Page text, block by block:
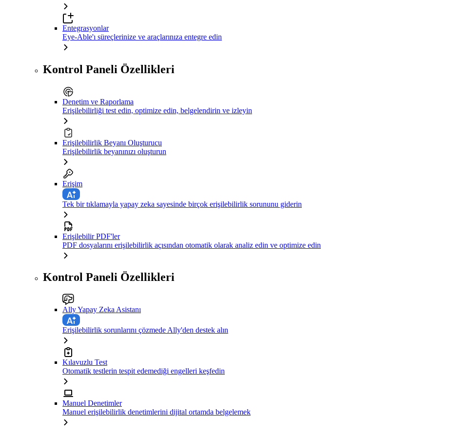
Entegrasyonlar
Eye-Able'ı süreçlerinize ve araçlarınıza entegre edin
Kontrol Paneli Özellikleri
Denetim ve Raporlama
Erişilebilirliği test edin, optimize edin, belgelendirin ve izleyin
Erişilebilirlik Beyanı Oluşturucu
Erişilebilirlik beyanınızı oluşturun
Erişim
Tek bir tıklamayla yapay zeka sayesinde birçok erişilebilirlik sorununu giderin
Erişilebilir PDF'ler
PDF dosyalarını erişilebilirlik açısından otomatik olarak analiz edin ve optimize edin
Kontrol Paneli Özellikleri
Ally Yapay Zeka Asistanı
Erişilebilirlik sorunlarını çözmede Ally'den destek alın
Kılavuzlu Test
Otomatik testlerin tespit edemediği engelleri keşfedin
Manuel Denetimler
Manuel erişilebilirlik denetimlerini dijital ortamda belgelemek